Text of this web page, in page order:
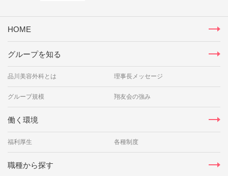
HOME
グループを知る
品川美容外科とは 理事長メッセージ
グループ規模 翔友会の強み
働く環境
福利厚生 各種制度
職種から探す